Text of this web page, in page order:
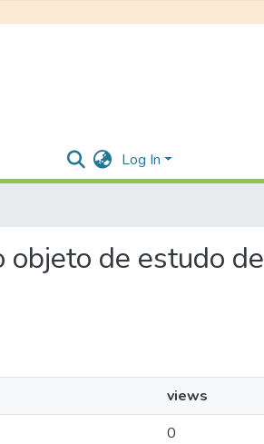
Log In
de estudo de
views
0